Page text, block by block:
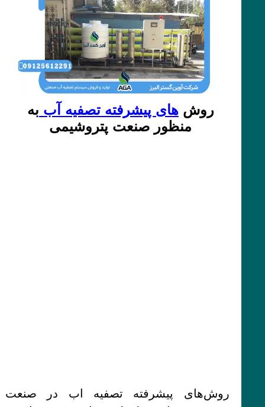
روش‌های پیشرفته تصفیه آب به
منظور صنعت پتروشیمی
روش‌های پیشرفته تصفیه اب در صنعت